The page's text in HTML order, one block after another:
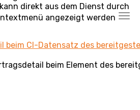
verwendet wird
der Abrechnung des
der im Buchungsposten
verwendet werden soll,
in die Position aktiviert
des Transports erfahren
)
kann einer von mehreren